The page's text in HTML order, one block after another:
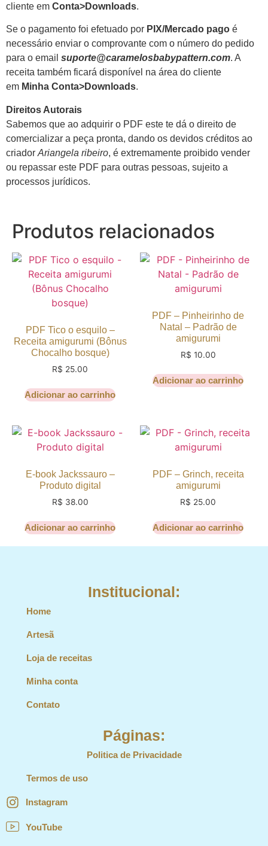
cliente em Conta>Downloads.
Se o pagamento foi efetuado por PIX/Mercado pago é
necessário enviar o comprovante com o número do pedido
para o email suporte@caramelosbabypattern.com. A
receita também ficará disponível na área do cliente
em Minha Conta>Downloads.
Direitos Autorais
Sabemos que ao adquirir o PDF este te dá o direito de
comercializar a peça pronta, dando os devidos créditos ao
criador Ariangela ribeiro, é extremamente proibido vender
ou repassar este PDF para outras pessoas, sujeito a
processos jurídicos.
Produtos relacionados
PDF Tico o esquilo –
Receita amigurumi (Bônus
Chocalho bosque)
R$ 25.00
Adicionar ao carrinho
PDF – Pinheirinho de
Natal – Padrão de
amigurumi
R$ 10.00
Adicionar ao carrinho
E-book Jackssauro –
Produto digital
R$ 38.00
Adicionar ao carrinho
PDF – Grinch, receita
amigurumi
R$ 25.00
Adicionar ao carrinho
Institucional:
Home
Artesã
Loja de receitas
Minha conta
Contato
Páginas:
Politica de Privacidade
Termos de uso
Instagram
YouTube